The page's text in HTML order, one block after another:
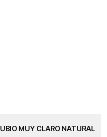
MUY CLARO NATURAL